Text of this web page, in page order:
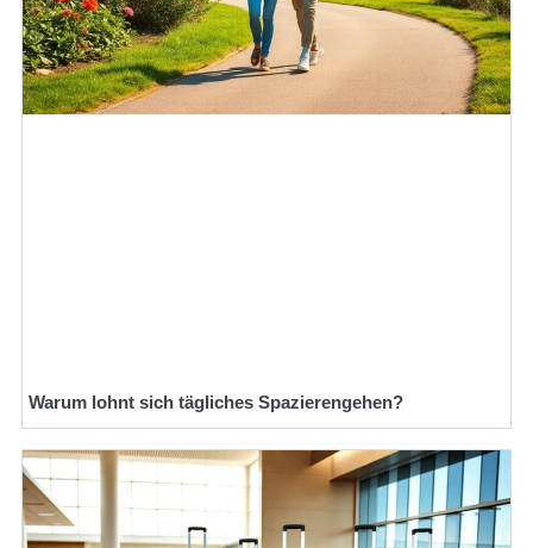
Warum lohnt sich tägliches Spazierengehen?